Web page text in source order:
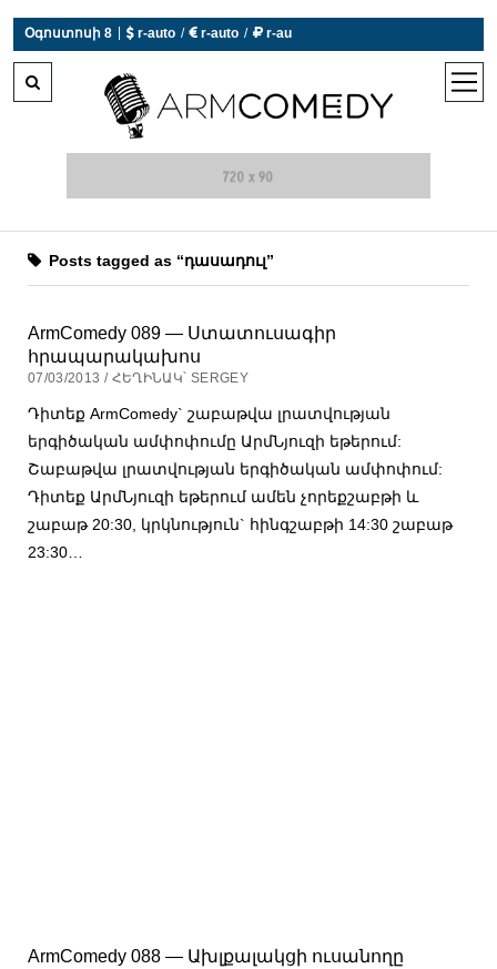
Օգոստոսի 8  r-auto /  r-auto /  r-au
open
Posts tagged as “դասադուլ”
ArmComedy 089 — Ստատուսագիր
հրապարակախոս
07/03/2013 / ՀԵՂԻՆԱԿ՝ SERGEY
Դիտեք ArmComedy` շաբաթվա լրատվության
երգիծական ամփոփումը ԱրմՆյուզի եթերում:
Շաբաթվա լրատվության երգիծական ամփոփում:
Դիտեք ԱրմՆյուզի եթերում ամեն չորեքշաբթի և
շաբաթ 20:30, կրկնություն` հինգշաբթի 14:30 շաբաթ
23:30…
ArmComedy 088 — Ախլքալակցի ուսանողը